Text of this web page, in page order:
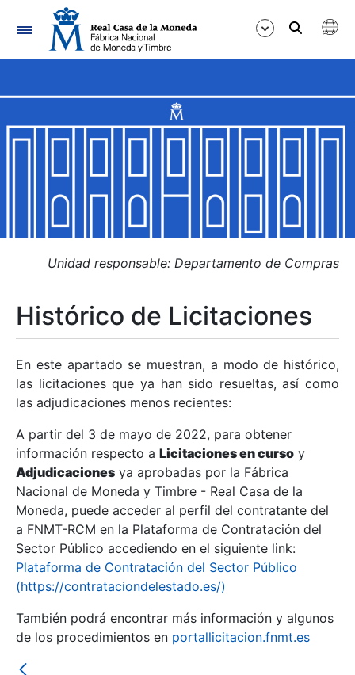
Navegación
Mostrar/Ocultar
Mostrar/Ocultar
Mostrar/Ocultar
Mostrar/Ocultar
Mostrar/Ocultar
Mostrar/Ocultar
Unidad responsable: Departamento de Compras
Histórico de Licitaciones
En este apartado se muestran, a modo de histórico,
las licitaciones que ya han sido resueltas, así como
las adjudicaciones menos recientes:
A partir del 3 de mayo de 2022, para obtener
información respecto a Licitaciones en curso y
Adjudicaciones ya aprobadas por la Fábrica
Nacional de Moneda y Timbre - Real Casa de la
Moneda, puede acceder al perfil del contratante del
a FNMT-RCM en la Plataforma de Contratación del
Sector Público accediendo en el siguiente link:
Plataforma de Contratación del Sector Público
(https://contrataciondelestado.es/)
También podrá encontrar más información y algunos
de los procedimientos en portallicitacion.fnmt.es